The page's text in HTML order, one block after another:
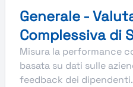
Generale -
Complessiva di
Misura la performance
basata su dati sulle
feedback dei dipendenti.